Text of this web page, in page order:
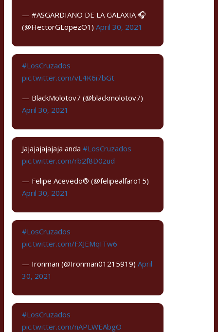
— #ASGARDIANO DE LA GALAXIA 🎧
(@HectorGLopezO1) April 30, 2021
#LosCruzados
pic.twitter.com/vL4K6i7bGt
— BlackMolotov7 (@blackmolotov7)
April 30, 2021
Jajajajajajaja anda #LosCruzados
pic.twitter.com/rb2f8D0zud
— Felipe Acevedo® (@felipealfaro15)
April 30, 2021
#LosCruzados
pic.twitter.com/FXJEMqITw6
— Ironman (@Ironman01215919) April
30, 2021
#LosCruzados
pic.twitter.com/nAPLWEAbgO